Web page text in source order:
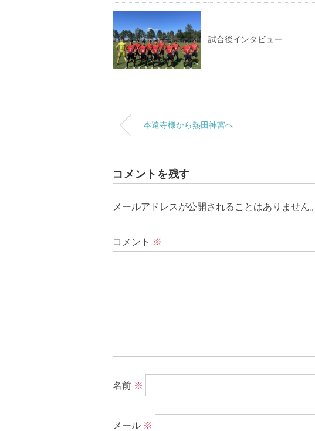
試合後インタビュー
本遠寺様から熱田神宮へ
コメントを残す
メールアドレスが公開されることはありません。
コメント ※
名前 ※
メール ※